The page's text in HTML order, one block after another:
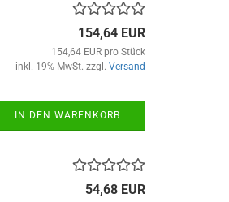
154,64 EUR
154,64 EUR pro Stück
inkl. 19% MwSt. zzgl. Versand
IN DEN WARENKORB
54,68 EUR